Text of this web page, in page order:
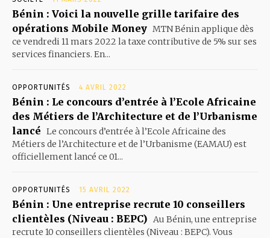
Bénin : Voici la nouvelle grille tarifaire des
opérations Mobile Money MTN Bénin applique dès
ce vendredi 11 mars 2022 la taxe contributive de 5% sur ses
services financiers. En...
OPPORTUNITÉS 4 AVRIL 2022
Bénin : Le concours d’entrée à l’Ecole Africaine
des Métiers de l’Architecture et de l’Urbanisme
lancé Le concours d’entrée à l’Ecole Africaine des
Métiers de l’Architecture et de l’Urbanisme (EAMAU) est
officiellement lancé ce 01...
OPPORTUNITÉS 15 AVRIL 2022
Bénin : Une entreprise recrute 10 conseillers
clientèles (Niveau : BEPC) Au Bénin, une entreprise
recrute 10 conseillers clientèles (Niveau : BEPC). Vous